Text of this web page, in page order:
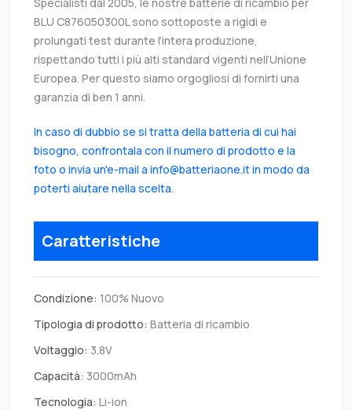
Specialisti dal 2005, le nostre batterie di ricambio per
BLU C876050300L sono sottoposte a rigidi e
prolungati test durante l’intera produzione,
rispettando tutti i più alti standard vigenti nell’Unione
Europea. Per questo siamo orgogliosi di fornirti una
garanzia di ben 1 anni.
In caso di dubbio se si tratta della batteria di cui hai
bisogno, confrontala con il numero di prodotto e la
foto o invia un'e-mail a info@batteriaone.it in modo da
poterti aiutare nella scelta.
Caratteristiche
Condizione: 100% Nuovo
Tipologia di prodotto: Batteria di ricambio
Voltaggio: 3.8V
Capacità: 3000mAh
Tecnologia: Li-ion